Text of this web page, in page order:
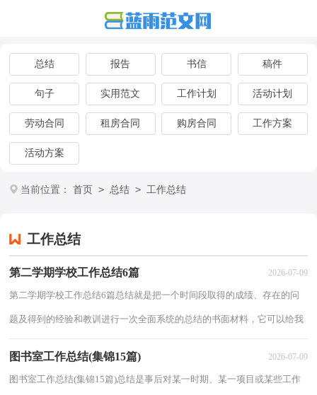
总结 报告 书信 稿件
句子 实用范文 工作计划 活动计划
劳动合同 租房合同 购房合同 工作方案
活动方案
当前位置： 首页 > 总结 > 工作总结
工作总结
第二学期学校工作总结6篇 2026-07-09
第二学期学校工作总结6篇总结就是把一个时间段取得的成绩、存在的问
题及得到的经验和教训进行一次全面系统的总结的书面材料，它可以给我
图书室工作总结(集锦15篇) 2026-07-09
图书室工作总结(集锦15篇)总结是事后对某一时期、某一项目或某些工作